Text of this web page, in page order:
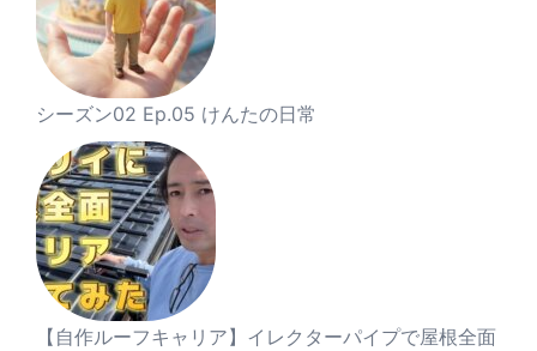
シーズン02 Ep.05 けんたの日常
【自作ルーフキャリア】イレクターパイプで屋根全面